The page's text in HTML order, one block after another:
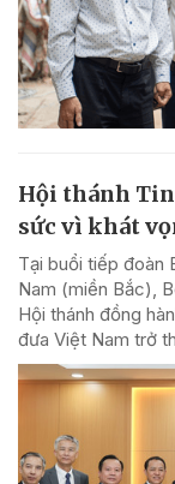
Hội thánh
sức vì khát
Tại buổi tiếp đoàn
Nam (miền Bắc),
Hội thánh đồng
đưa Việt Nam trở